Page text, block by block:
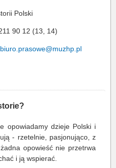
Polski
90 12 (13, 14)
biuro.prasowe@muzhp.pl
opowiadamy dzieje Polski i
- rzetelnie, pasjonująco, z
opowieść nie przetrwa
i ją wspierać.